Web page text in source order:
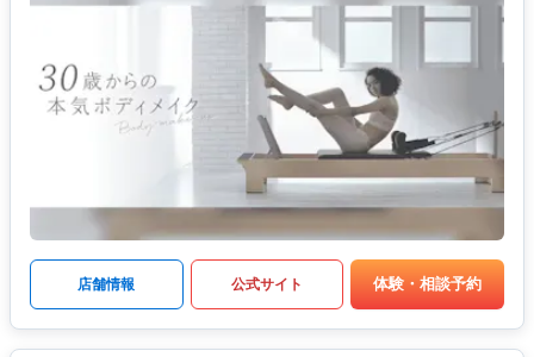
店舗情報 公式サイト 体験・相談予約